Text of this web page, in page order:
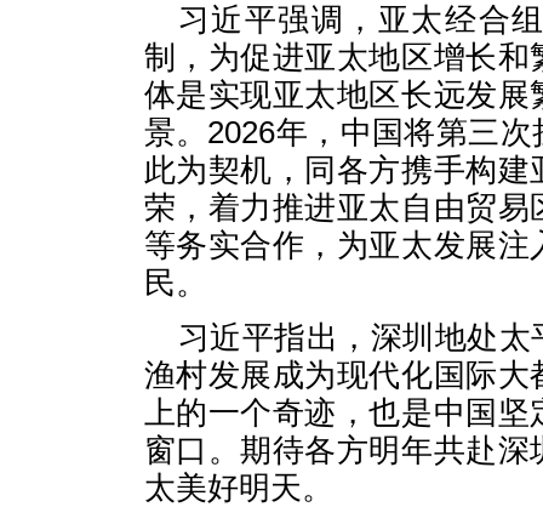
习近平强调，亚太经合
制，为促进亚太地区增长
体是实现亚太地区长远发
景。2026年，中国将第三
此为契机，同各方携手构
荣，着力推进亚太自由贸
等务实合作，为亚太发展
民。
习近平指出，深圳地处
渔村发展成为现代化国际
上的一个奇迹，也是中国
窗口。期待各方明年共赴
太美好明天。